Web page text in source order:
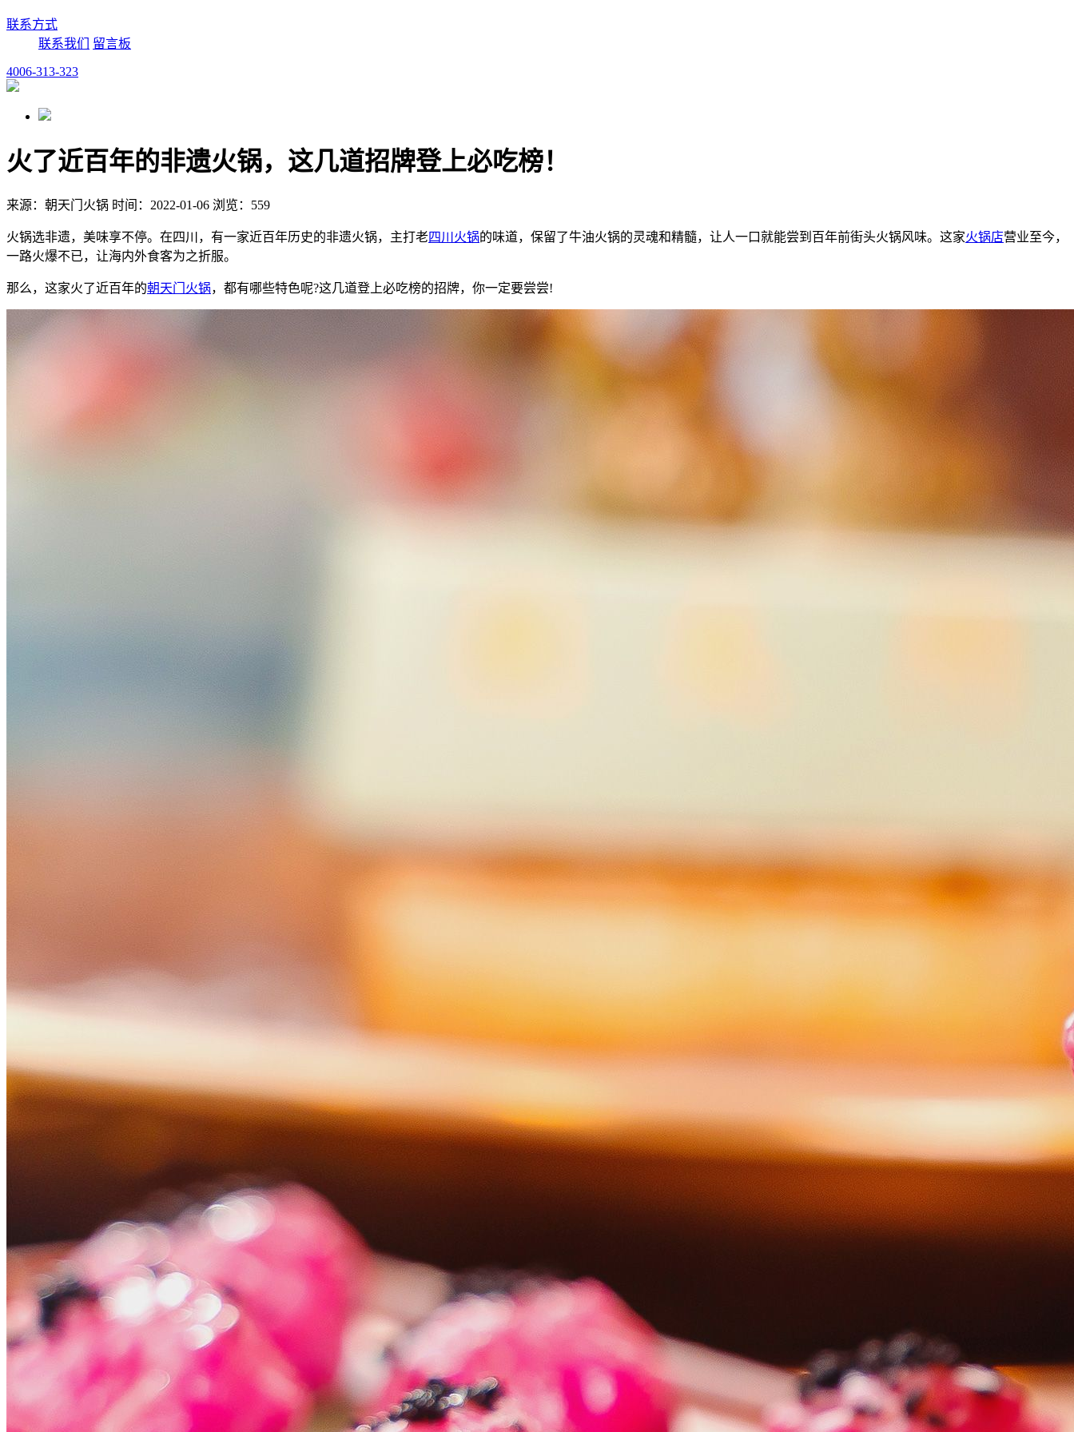
联系方式
联系我们
留言板
4006-313-323
火了近百年的非遗火锅，这几道招牌登上必吃榜！
来源：朝天门火锅 时间：2022-01-06 浏览：559
火锅选非遗，美味享不停。在四川，有一家近百年历史的非遗火锅，主打老四川火锅的味道，保留了牛油火锅的灵魂和精髓，让人一口就能尝到百年前街头火锅风味。这家火锅店营业至今，
一路火爆不已，让海内外食客为之折服。
那么，这家火了近百年的朝天门火锅，都有哪些特色呢?这几道登上必吃榜的招牌，你一定要尝尝!